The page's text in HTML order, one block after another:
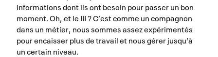
informations dont ils ont besoin pour passer un bon
moment. Oh, et le III ? C’est comme un compagnon
dans un métier, nous sommes assez expérimentés
pour encaisser plus de travail et nous gérer jusqu’à
un certain niveau.